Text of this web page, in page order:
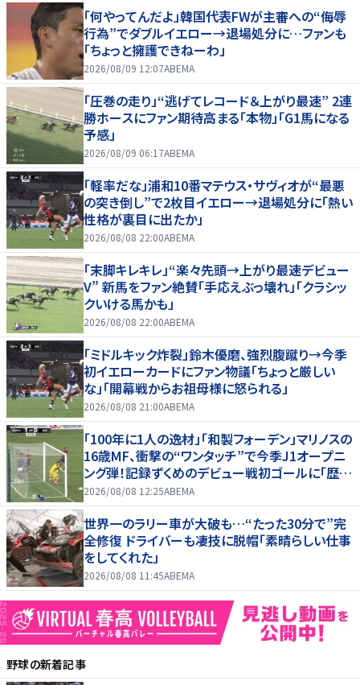
「何やってんだよ」韓国代表FWが主審への“侮辱
行為”でダブルイエロー→退場処分に…ファンも
「ちょっと擁護できねーわ」
2026/08/09 12:07ABEMA
「圧巻の走り」“逃げてレコード＆上がり最速” 2連
勝ホースにファン期待高まる「本物」「G1馬になる
予感」
2026/08/09 06:17ABEMA
「軽率だな」浦和10番マテウス・サヴィオが“最悪
の突き倒し”で2枚目イエロー→退場処分に「熱い
性格が裏目に出たか」
2026/08/08 22:00ABEMA
「末脚キレキレ」“楽々先頭→上がり最速デビュー
V” 新馬をファン絶賛「手応えぶっ壊れ」「クラシッ
クいける馬かも」
2026/08/08 22:00ABEMA
「ミドルキック炸裂」鈴木優磨、強烈腹蹴り→今季
初イエローカードにファン物議「ちょっと厳しい
な」「開幕戦からお祖母様に怒られる」
2026/08/08 21:00ABEMA
「100年に1人の逸材」「和製フォーデン」マリノスの
16歳MF、衝撃の“ワンタッチ”で今季J1オープニ
ング弾！記録ずくめのデビュー戦初ゴールに「歴史
を作りよった」
2026/08/08 12:25ABEMA
世界一のラリー車が大破も…“たった30分で”完
全修復 ドライバーも凄技に脱帽「素晴らしい仕事
をしてくれた」
2026/08/08 11:45ABEMA
野球の新着記事